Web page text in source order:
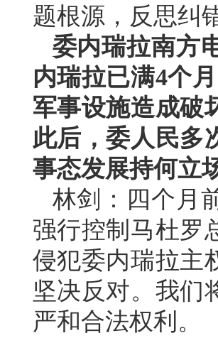
题根源，反思纠
委内瑞拉南方
内瑞拉已满4个
军事设施造成破
此后，委人民多
事态发展持何立
林剑：四个月
强行控制马杜罗
侵犯委内瑞拉主
坚决反对。我们
严和合法权利。